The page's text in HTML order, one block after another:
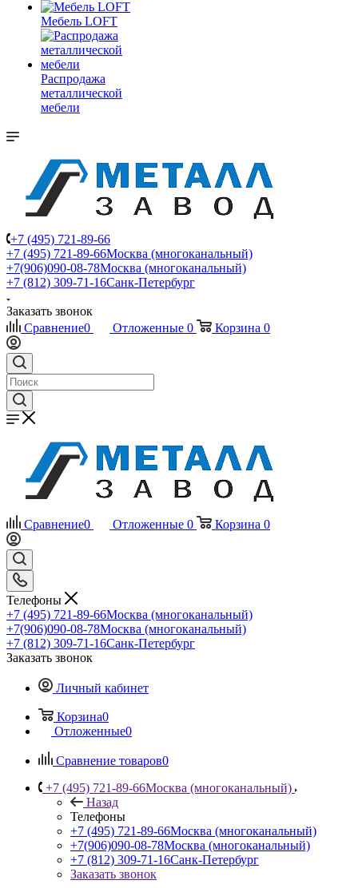
Мебель LOFT
Распродажа
металлической
мебели
+7 (495) 721-89-66
+7 (495) 721-89-66Москва (многоканальный)
+7(906)090-08-78Москва (многоканальный)
+7 (812) 309-71-16Санк-Петербург
Заказать звонок
Сравнение0 Отложенные 0 Корзина 0
Сравнение0 Отложенные 0 Корзина 0
Телефоны
+7 (495) 721-89-66Москва (многоканальный)
+7(906)090-08-78Москва (многоканальный)
+7 (812) 309-71-16Санк-Петербург
Заказать звонок
Личный кабинет
Корзина0
Отложенные0
Сравнение товаров0
+7 (495) 721-89-66Москва (многоканальный)
Назад
Телефоны
+7 (495) 721-89-66Москва (многоканальный)
+7(906)090-08-78Москва (многоканальный)
+7 (812) 309-71-16Санк-Петербург
Заказать звонок